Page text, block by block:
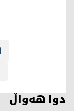
دوا هەواڵ